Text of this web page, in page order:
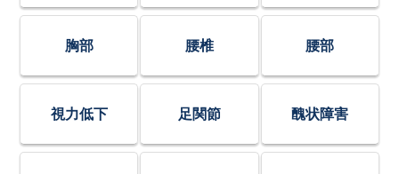
胸部 腰椎 腰部
視力低下 足関節 醜状障害